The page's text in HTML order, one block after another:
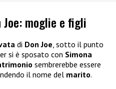
moglie e figli
di Don Joe, sotto il punto
si è sposato con Simona
sembrerebbe essere
il nome del marito.